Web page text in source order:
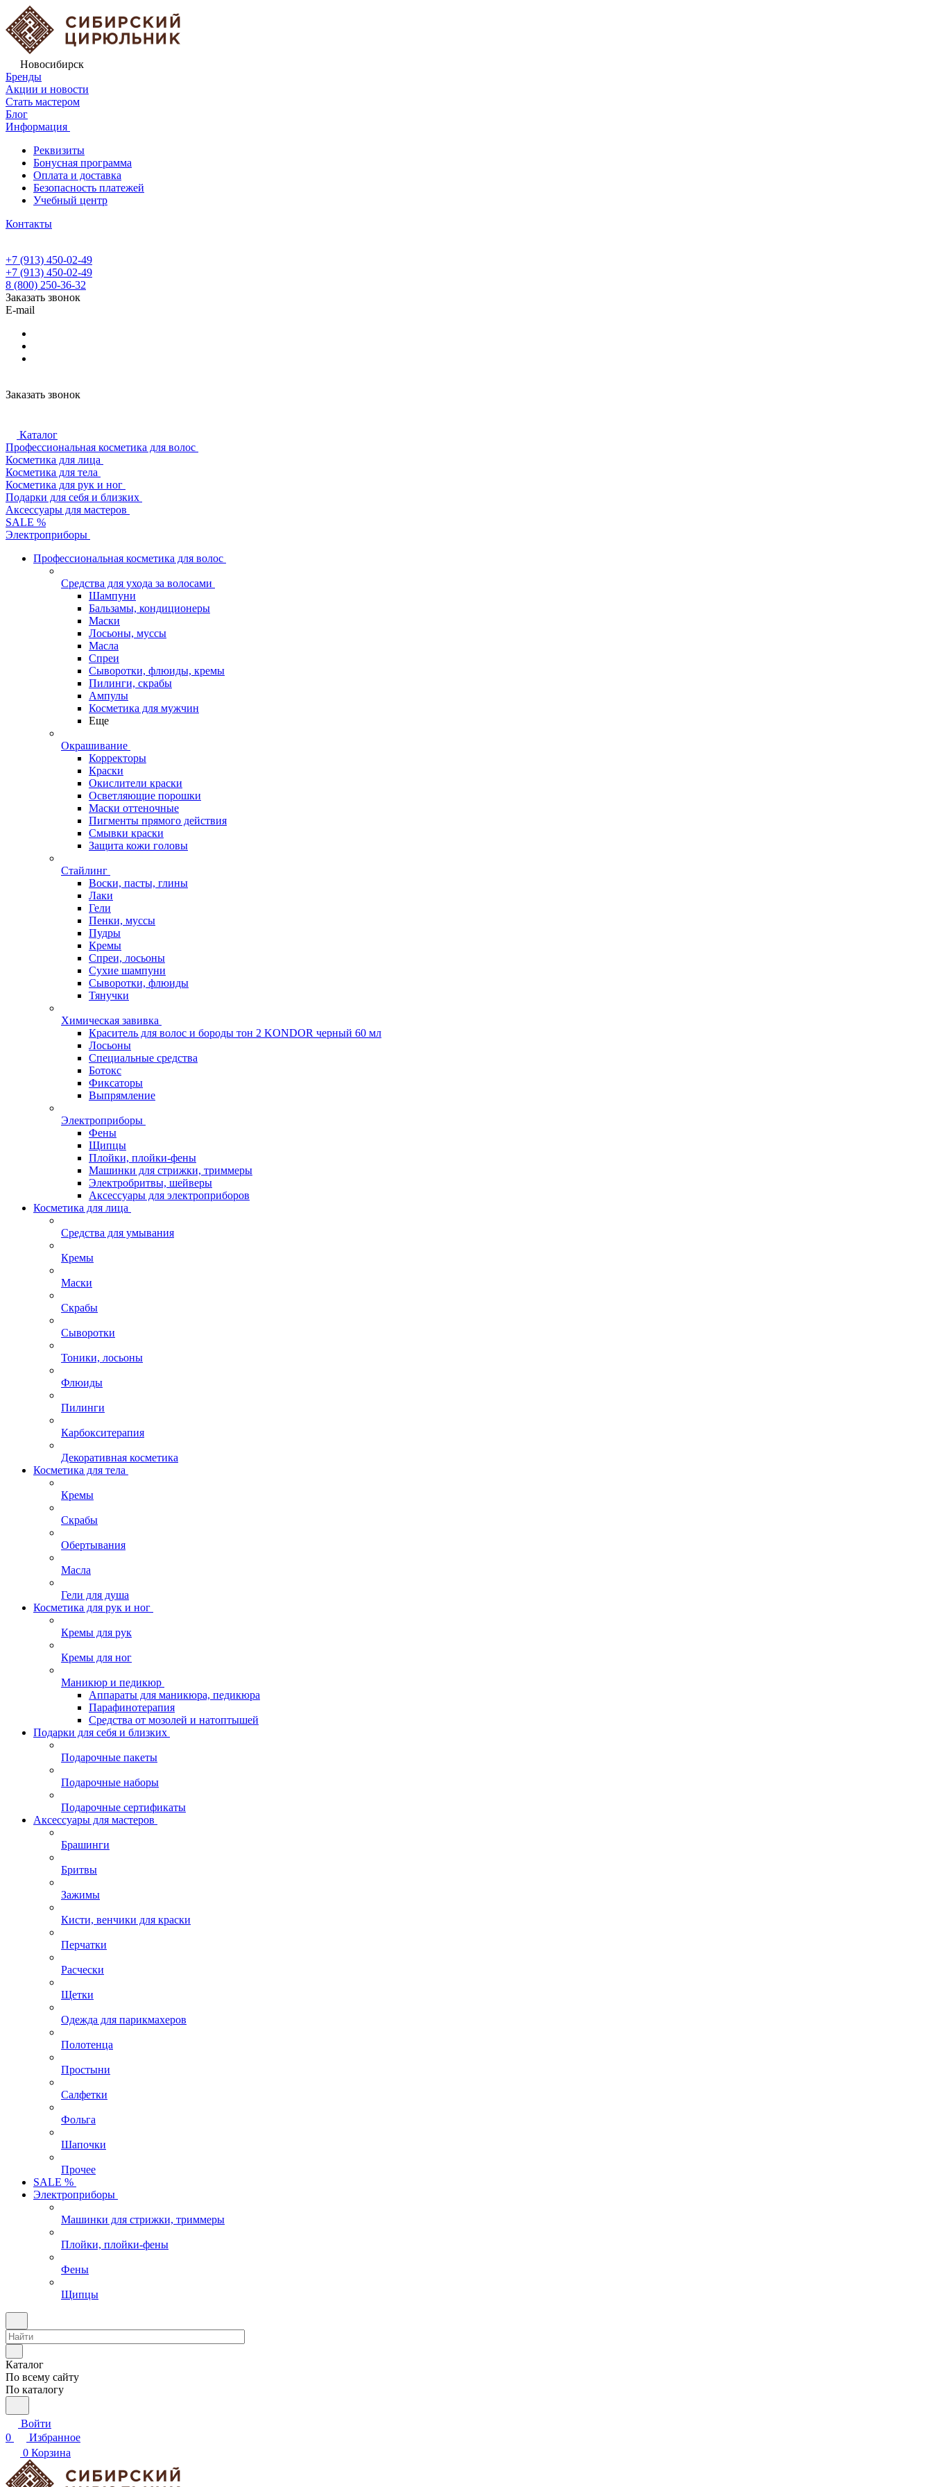
Новосибирск
Бренды
Акции и новости
Стать мастером
Блог
Информация
Реквизиты
Бонусная программа
Оплата и доставка
Безопасность платежей
Учебный центр
Контакты
+7 (913) 450-02-49
+7 (913) 450-02-49
8 (800) 250-36-32
Заказать звонок
E-mail
Заказать звонок
Каталог
Профессиональная косметика для волос
Косметика для лица
Косметика для тела
Косметика для рук и ног
Подарки для себя и близких
Аксессуары для мастеров
SALE %
Электроприборы
Профессиональная косметика для волос
Средства для ухода за волосами
Шампуни
Бальзамы, кондиционеры
Маски
Лосьоны, муссы
Масла
Спреи
Сыворотки, флюиды, кремы
Пилинги, скрабы
Ампулы
Косметика для мужчин
Еще
Окрашивание
Корректоры
Краски
Окислители краски
Осветляющие порошки
Маски оттеночные
Пигменты прямого действия
Смывки краски
Защита кожи головы
Стайлинг
Воски, пасты, глины
Лаки
Гели
Пенки, муссы
Пудры
Кремы
Спреи, лосьоны
Сухие шампуни
Сыворотки, флюиды
Тянучки
Химическая завивка
Краситель для волос и бороды тон 2 KONDOR черный 60 мл
Лосьоны
Специальные средства
Ботокс
Фиксаторы
Выпрямление
Электроприборы
Фены
Щипцы
Плойки, плойки-фены
Машинки для стрижки, триммеры
Электробритвы, шейверы
Аксессуары для электроприборов
Косметика для лица
Средства для умывания
Кремы
Маски
Скрабы
Сыворотки
Тоники, лосьоны
Флюиды
Пилинги
Карбокситерапия
Декоративная косметика
Косметика для тела
Кремы
Скрабы
Обертывания
Масла
Гели для душа
Косметика для рук и ног
Кремы для рук
Кремы для ног
Маникюр и педикюр
Аппараты для маникюра, педикюра
Парафинотерапия
Средства от мозолей и натоптышей
Подарки для себя и близких
Подарочные пакеты
Подарочные наборы
Подарочные сертификаты
Аксессуары для мастеров
Брашинги
Бритвы
Зажимы
Кисти, венчики для краски
Перчатки
Расчески
Щетки
Одежда для парикмахеров
Полотенца
Простыни
Салфетки
Фольга
Шапочки
Прочее
SALE %
Электроприборы
Машинки для стрижки, триммеры
Плойки, плойки-фены
Фены
Щипцы
Каталог
По всему сайту
По каталогу
Войти
0
Избранное
0 Корзина